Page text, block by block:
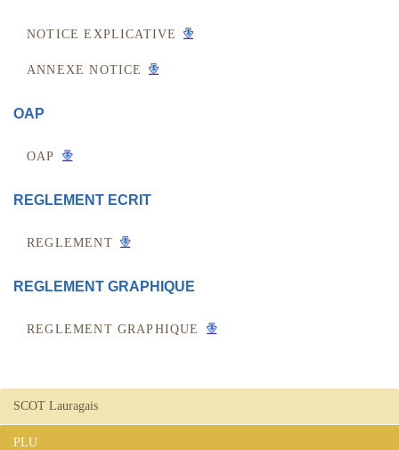
NOTICE EXPLICATIVE
ANNEXE NOTICE
OAP
OAP
REGLEMENT ECRIT
REGLEMENT
REGLEMENT GRAPHIQUE
REGLEMENT GRAPHIQUE
SCOT Lauragais
PLU